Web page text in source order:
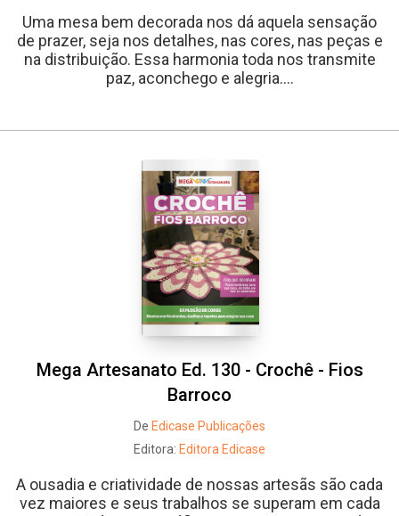
Uma mesa bem decorada nos dá aquela sensação
de prazer, seja nos detalhes, nas cores, nas peças e
na distribuição. Essa harmonia toda nos transmite
paz, aconchego e alegria....
Mega Artesanato Ed. 130 - Crochê - Fios
Barroco
De Edicase Publicações
Editora: Editora Edicase
A ousadia e criatividade de nossas artesãs são cada
vez maiores e seus trabalhos se superam em cada